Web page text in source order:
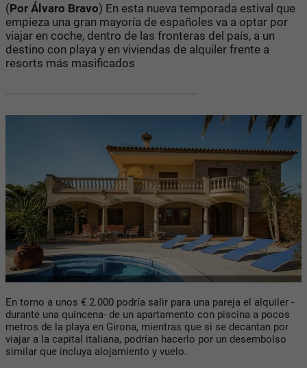
(Por Álvaro Bravo) En esta nueva temporada estival que
empieza una gran mayoría de españoles va a optar por
viajar en coche, dentro de las fronteras del país, a un
destino con playa y en viviendas de alquiler frente a
resorts más masificados
En torno a unos € 2.000 podría salir para una pareja el alquiler -
durante una quincena- de un apartamento con piscina a pocos
metros de la playa en Girona, mientras que si se decantan por
viajar a la capital italiana, podrían hacerlo por un desembolso
similar que incluya alojamiento y vuelo.